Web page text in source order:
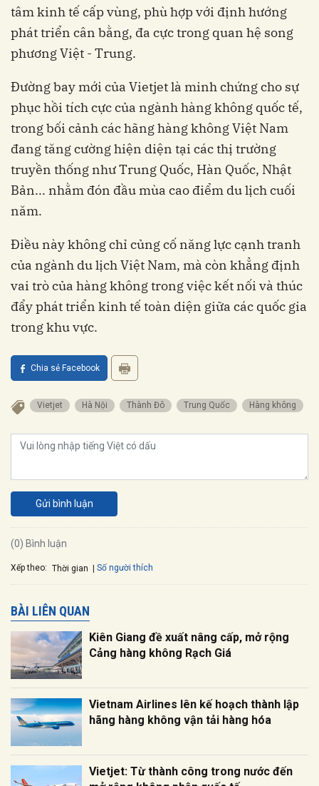
tâm kinh tế cấp vùng, phù hợp với định hướng
phát triển cân bằng, đa cực trong quan hệ song
phương Việt - Trung.
Đường bay mới của Vietjet là minh chứng cho sự
phục hồi tích cực của ngành hàng không quốc tế,
trong bối cảnh các hãng hàng không Việt Nam
đang tăng cường hiện diện tại các thị trường
truyền thống như Trung Quốc, Hàn Quốc, Nhật
Bản... nhằm đón đầu mùa cao điểm du lịch cuối
năm.
Điều này không chỉ củng cố năng lực cạnh tranh
của ngành du lịch Việt Nam, mà còn khẳng định
vai trò của hàng không trong việc kết nối và thúc
đẩy phát triển kinh tế toàn diện giữa các quốc gia
trong khu vực.
Chia sẻ Facebook
Vietjet Hà Nội Thành Đô Trung Quốc Hàng không
Gửi bình luận
(0) Bình luận
Xếp theo: Thời gian Số người thích
BÀI LIÊN QUAN
Kiên Giang đề xuất nâng cấp, mở rộng
Cảng hàng không Rạch Giá
Vietnam Airlines lên kế hoạch thành lập
hãng hàng không vận tải hàng hóa
Vietjet: Từ thành công trong nước đến